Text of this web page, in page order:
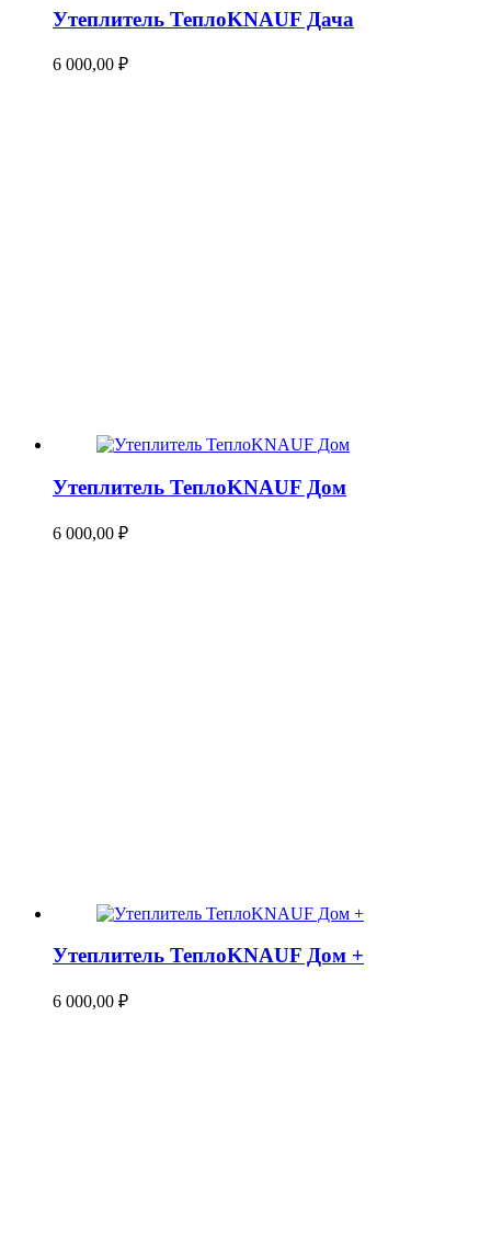
Утеплитель ТеплоKNAUF Дача
6 000,00 ₽
Утеплитель ТеплоKNAUF Дом
6 000,00 ₽
Утеплитель ТеплоKNAUF Дом +
6 000,00 ₽